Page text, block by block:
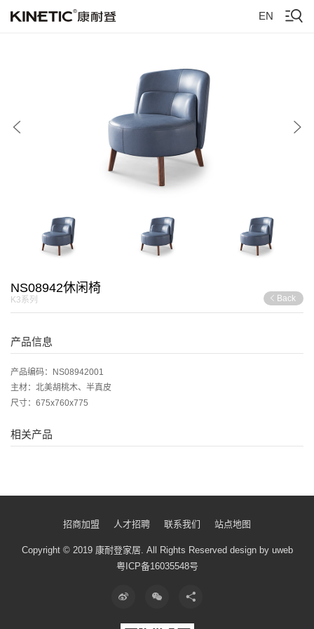
EN
NS08942休闲椅
K3系列 Back
产品信息
产品编码：NS08942001
主材：北美胡桃木、半真皮
尺寸：675x760x775
相关产品
招商加盟 人才招聘 联系我们 站点地图
Copyright © 2019 康耐登家居. All Rights Reserved design by uweb
粤ICP备16035548号